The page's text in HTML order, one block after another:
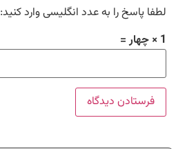
لطفا پاسخ را به عدد انگلیسی وارد کنید:
1 × چهار =